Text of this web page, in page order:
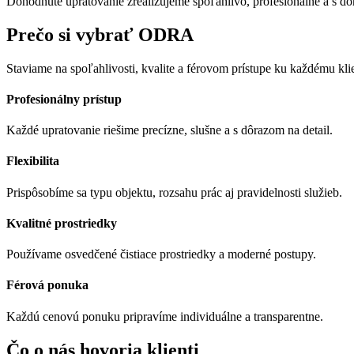
Prečo si vybrať ODRA
Staviame na spoľahlivosti, kvalite a férovom prístupe ku každému
Profesionálny prístup
Každé upratovanie riešime precízne, slušne a s dôrazom na detail.
Flexibilita
Prispôsobíme sa typu objektu, rozsahu prác aj pravidelnosti služieb.
Kvalitné prostriedky
Používame osvedčené čistiace prostriedky a moderné postupy.
Férová ponuka
Každú cenovú ponuku pripravíme individuálne a transparentne.
Čo o nás hovoria klienti